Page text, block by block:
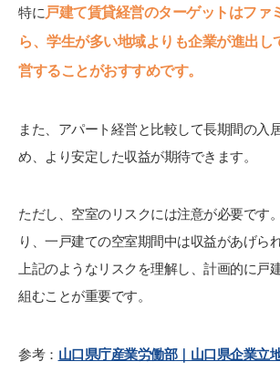
特に戸建て賃貸経営のターゲットはファ
ら、学生が多い地域よりも企業が進出し
営することがおすすめです。
また、アパート経営と比較して長期間の入
め、より安定した収益が期待できます。
ただし、空室のリスクには注意が必要です
り、一戸建ての空室期間中は収益があげら
上記のようなリスクを理解し、計画的に戸
組むことが重要です。
参考： 山口県庁産業労働部｜山口県企業立